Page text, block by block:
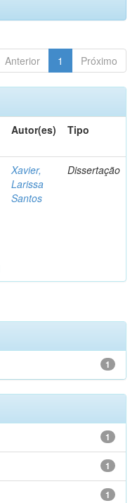
Anterior 1 Próximo
Autor(es) Tipo
Xavier,
Larissa
Santos
Dissertação
1
1
1
1